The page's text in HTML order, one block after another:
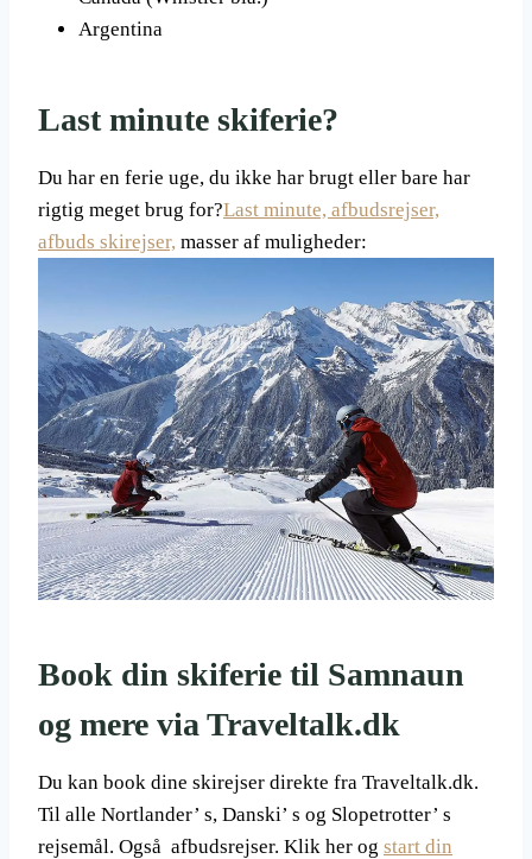
Argentina
Last minute skiferie?
Du har en ferie uge, du ikke har brugt eller bare har
rigtig meget brug for?Last minute, afbudsrejser,
afbuds skirejser, masser af muligheder:
Book din skiferie til Samnaun
og mere via Traveltalk.dk
Du kan book dine skirejser direkte fra Traveltalk.dk.
Til alle Nortlander’ s, Danski’ s og Slopetrotter’ s
rejsemål. Også afbudsrejser. Klik her og start din